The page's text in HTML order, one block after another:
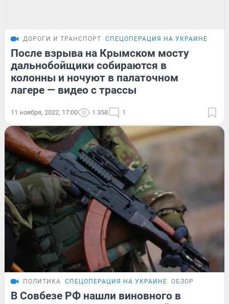
ДОРОГИ И ТРАНСПОРТ СПЕЦОПЕРАЦИЯ НА УКРАИНЕ
После взрыва на Крымском мосту
дальнобойщики собираются в
колонны и ночуют в палаточном
лагере — видео с трассы
11 ноября, 2022, 17:00 1 358 1
ПОЛИТИКА СПЕЦОПЕРАЦИЯ НА УКРАИНЕ ОБЗОР
В Совбезе РФ нашли виновного в